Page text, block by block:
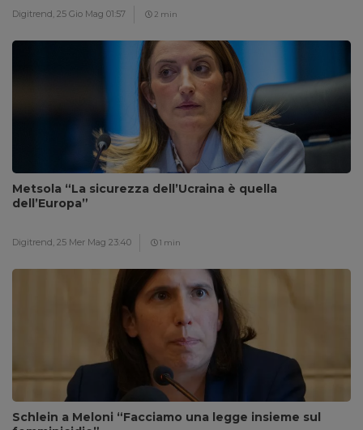
Digitrend, 25 Gio Mag 01:57 2 min
Metsola “La sicurezza dell’Ucraina è quella
dell’Europa”
Digitrend, 25 Mer Mag 23:40 1 min
Schlein a Meloni “Facciamo una legge insieme sul